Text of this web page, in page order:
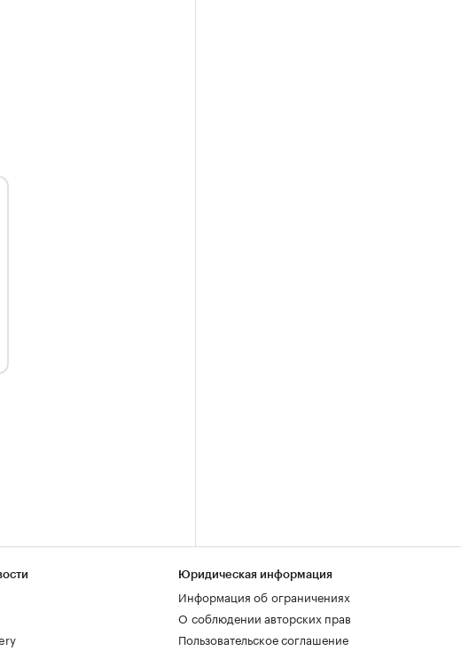
Юридическая информация
Информация об ограничениях
О соблюдении авторских прав
Пользовательское соглашение